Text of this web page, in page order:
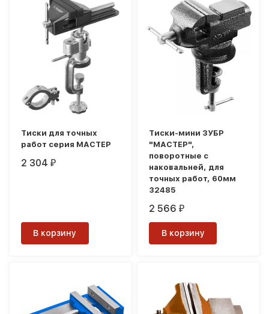
Тиски для точных
работ серия МАСТЕР
2 304₽
В корзину
Тиски-мини ЗУБР
"МАСТЕР",
поворотные с
наковальней, для
точных работ, 60мм
32485
2 566₽
В корзину